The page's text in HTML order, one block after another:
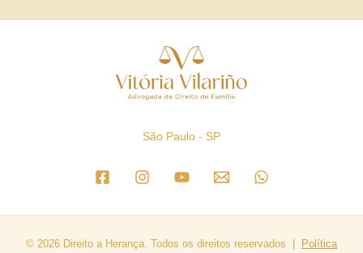
São Paulo - SP
© 2026 Direito a Herança. Todos os direitos reservados | Política